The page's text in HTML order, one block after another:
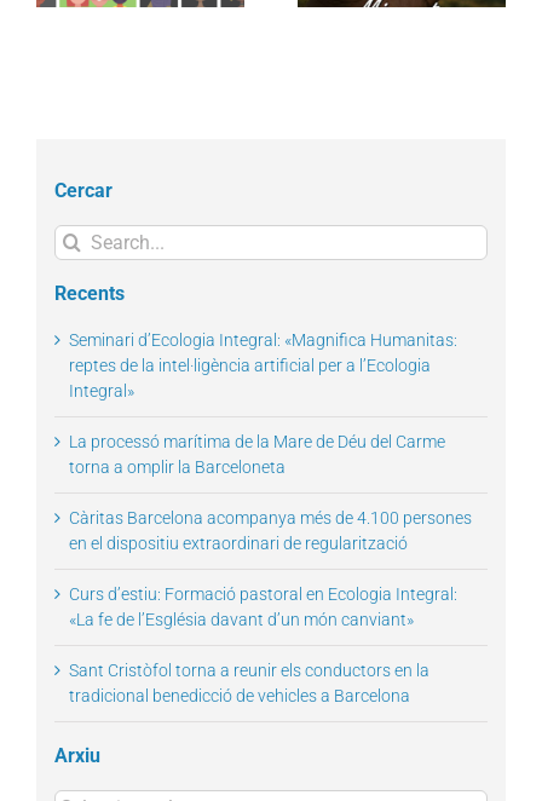
Cercar
Search
for:
Recents
Seminari d’Ecologia Integral: «Magnifica Humanitas:
reptes de la intel·ligència artificial per a l’Ecologia
Integral»
La processó marítima de la Mare de Déu del Carme
torna a omplir la Barceloneta
Càritas Barcelona acompanya més de 4.100 persones
en el dispositiu extraordinari de regularització
Curs d’estiu: Formació pastoral en Ecologia Integral:
«La fe de l’Església davant d’un món canviant»
Sant Cristòfol torna a reunir els conductors en la
tradicional benedicció de vehicles a Barcelona
Arxiu